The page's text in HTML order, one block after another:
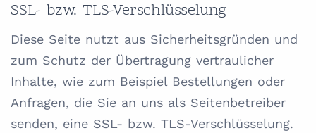
SSL- bzw. TLS-Verschlüsselung
Diese Seite nutzt aus Sicherheitsgründen und
zum Schutz der Übertragung vertraulicher
Inhalte, wie zum Beispiel Bestellungen oder
Anfragen, die Sie an uns als Seitenbetreiber
senden, eine SSL- bzw. TLS-Verschlüsselung.